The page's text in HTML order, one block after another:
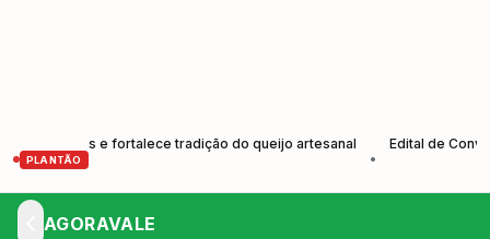
PLANTÃO
e fortalece tradição do queijo artesanal
Edital de
AGORAVALE